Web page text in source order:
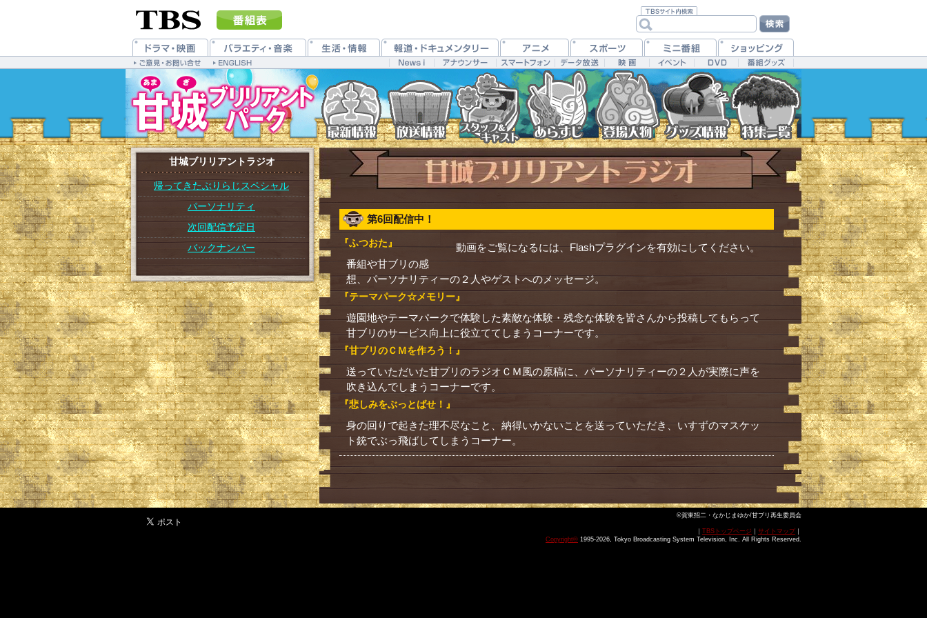
甘城ブリリアントラジオ
帰ってきたぶりらじスペシャル
パーソナリティ
次回配信予定日
バックナンバー
第6回配信中！
動画をご覧になるには、Flashプラグインを有効にしてください。
『ふつおた』
番組や甘ブリの感
想、パーソナリティーの２人やゲストへのメッセージ。
『テーマパーク☆メモリー』
遊園地やテーマパークで体験した素敵な体験・残念な体験を皆さんから投稿してもらって
甘ブリのサービス向上に役立ててしまうコーナーです。
『甘ブリのＣＭを作ろう！』
送っていただいた甘ブリのラジオＣＭ風の原稿に、パーソナリティーの２人が実際に声を
吹き込んでしまうコーナーです。
『悲しみをぶっとばせ！』
身の回りで起きた理不尽なこと、納得いかないことを送っていただき、いすずのマスケッ
ト銃でぶっ飛ばしてしまうコーナー。
©賀東招二・なかじまゆか/甘ブリ再生委員会
｜ TBSトップページ ｜ サイトマップ｜
Copyright© 1995-2026, Tokyo Broadcasting System Television, Inc. All Rights Reserved.